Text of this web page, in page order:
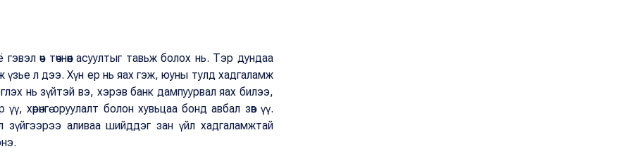
өч төчнөөн асуултыг тавьж болох нь. Тэр дундаа
үзье л дээ. Хүн ер нь яах гэж, юуны тулд хадгаламж
нь зүйтэй вэ, хэрэв банк дампуурвал яах билээ,
хөрөнгө оруулалт болон хувьцаа бонд авбал зөв үү.
аливаа шийддэг зан үйл хадгаламжтай